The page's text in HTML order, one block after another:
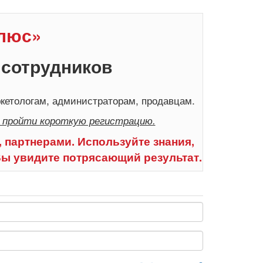
администраторам, продавцам.
короткую регистрацию.
Используйте знания,
увидите потрясающий результат.